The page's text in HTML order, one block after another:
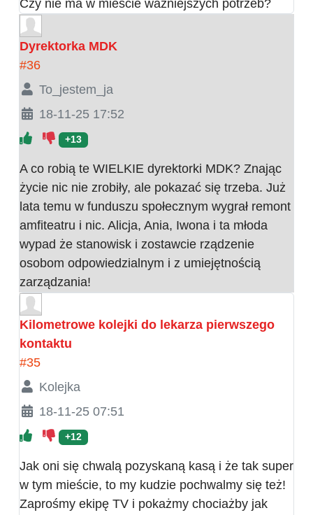
Czy nie ma w mieście ważniejszych potrzeb?
Dyrektorka MDK
#36
To_jestem_ja
18-11-25 17:52
+13
A co robią te WIELKIE dyrektorki MDK? Znając
życie nic nie zrobiły, ale pokazać się trzeba. Już
lata temu w funduszu społecznym wygrał remont
amfiteatru i nic. Alicja, Ania, Iwona i ta młoda
wypad że stanowisk i zostawcie rządzenie
osobom odpowiedzialnym i z umiejętnością
zarządzania!
Kilometrowe kolejki do lekarza pierwszego
kontaktu
#35
Kolejka
18-11-25 07:51
+12
Jak oni się chwalą pozyskaną kasą i że tak super
w tym mieście, to my kudzie pochwalmy się też!
Zaprośmy ekipę TV i pokażmy chociażby jak